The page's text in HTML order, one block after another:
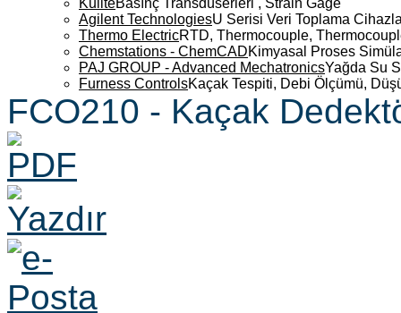
KuliteBasınç Transdüserleri , Strain Gage
Agilent TechnologiesU Serisi Veri Toplama
Thermo ElectricRTD, Thermocouple,
Chemstations - ChemCADKimyasal Proses
PAJ GROUP - Advanced MechatronicsYağda Su
Furness ControlsKaçak Tespiti, Debi Ölçümü,
FCO210 - Kaçak